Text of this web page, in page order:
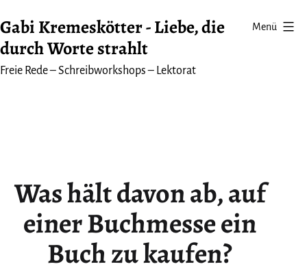
Inhalt
springen
Gabi Kremeskötter - Liebe, die
durch Worte strahlt
Freie Rede – Schreibworkshops – Lektorat
Menü
Was hält davon ab, auf
einer Buchmesse ein
Buch zu kaufen?